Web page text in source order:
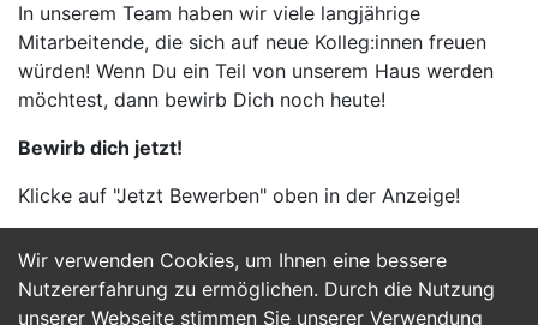
Wir verwenden Cookies, um Ihnen eine bessere
Nutzererfahrung zu ermöglichen. Durch die Nutzung
unserer Webseite stimmen Sie unserer Verwendung
In unserem Team haben wir viele langjährige
Mitarbeitende, die sich auf neue Kolleg:innen freuen
würden! Wenn Du ein Teil von unserem Haus werden
möchtest, dann bewirb Dich noch heute!
Bewirb dich jetzt!
Klicke auf "Jetzt Bewerben" oben in der Anzeige!
Jetzt Bewerben